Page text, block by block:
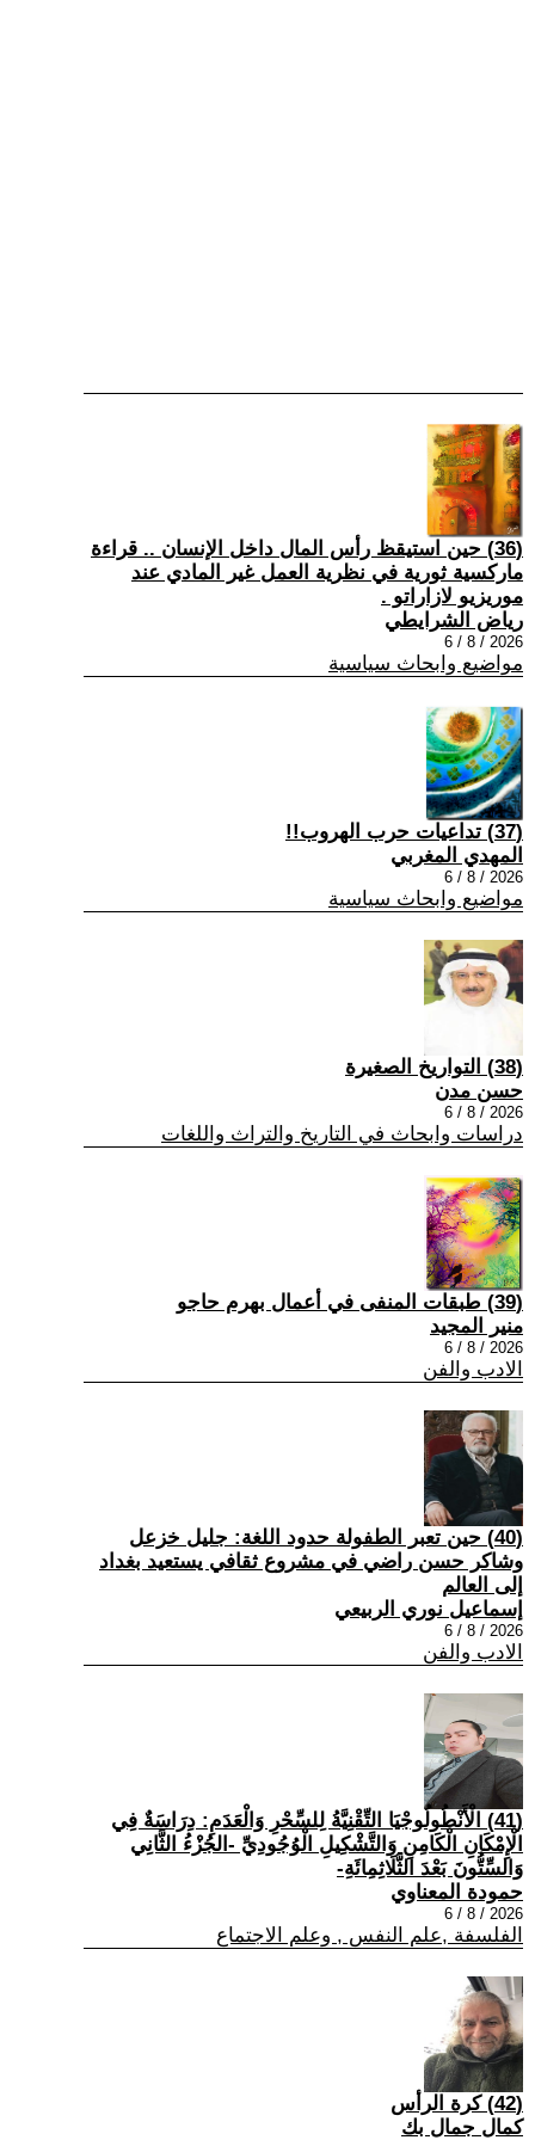
(36) حين استيقظ رأس المال داخل الإنسان .. قراءة
ماركسية ثورية في نظرية العمل غير المادي عند
موريزيو لازاراتو .
رياض الشرايطي
2026 / 8 / 6
مواضيع وابحاث سياسية
(37) تداعيات حرب الهروب!!
المهدي المغربي
2026 / 8 / 6
مواضيع وابحاث سياسية
(38) التواريخ الصغيرة
حسن مدن
2026 / 8 / 6
دراسات وابحاث في التاريخ والتراث واللغات
(39) طبقات المنفى في أعمال بهرم حاجو
منير المجيد
2026 / 8 / 6
الادب والفن
(40) حين تعبر الطفولة حدود اللغة: جليل خزعل
وشاكر حسن راضي في مشروع ثقافي يستعيد بغداد
إلى العالم
إسماعيل نوري الربيعي
2026 / 8 / 6
الادب والفن
(41) الْأَنْطُولُوجْيَا التِّقْنِيَّةُ لِلسِّحْرِ وَالْعَدَمِ: دِرَاسَةٌ فِي
الْإِمْكَانِ الْكَامِنِ وَالتَّشْكِيلِ الْوُجُودِيِّ -الجُزْءُ الثَّانِي
وَالسِّتُّونَ بَعْدَ الثَّلَاثِمِائَةِ-
حمودة المعناوي
2026 / 8 / 6
الفلسفة ,علم النفس , وعلم الاجتماع
(42) كرة الرأس
كمال جمال بك